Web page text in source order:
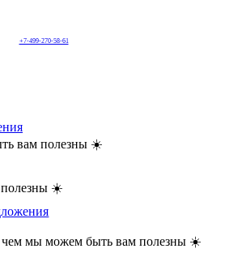
+7-499-270-58-61
вам полезны ☀️
☀️
мы можем быть вам полезны ☀️